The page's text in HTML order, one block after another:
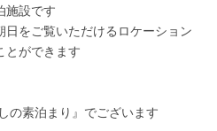
施設です
をご覧いただけるロケーション
とができます
の素泊まり』でございます